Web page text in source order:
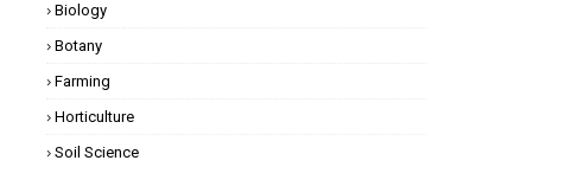
Biology
Botany
Farming
Horticulture
Soil Science